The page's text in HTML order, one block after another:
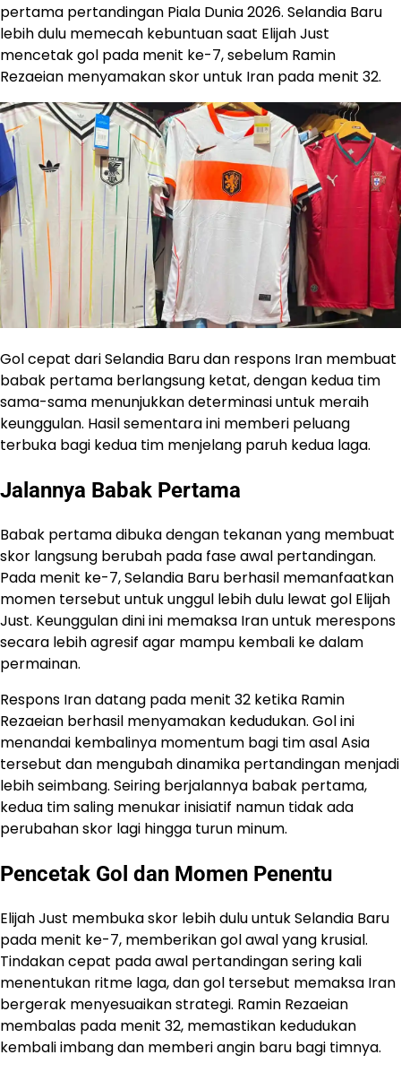
pertama pertandingan Piala Dunia 2026. Selandia Baru
lebih dulu memecah kebuntuan saat Elijah Just
mencetak gol pada menit ke-7, sebelum Ramin
Rezaeian menyamakan skor untuk Iran pada menit 32.
Gol cepat dari Selandia Baru dan respons Iran membuat
babak pertama berlangsung ketat, dengan kedua tim
sama-sama menunjukkan determinasi untuk meraih
keunggulan. Hasil sementara ini memberi peluang
terbuka bagi kedua tim menjelang paruh kedua laga.
Jalannya Babak Pertama
Babak pertama dibuka dengan tekanan yang membuat
skor langsung berubah pada fase awal pertandingan.
Pada menit ke-7, Selandia Baru berhasil memanfaatkan
momen tersebut untuk unggul lebih dulu lewat gol Elijah
Just. Keunggulan dini ini memaksa Iran untuk merespons
secara lebih agresif agar mampu kembali ke dalam
permainan.
Respons Iran datang pada menit 32 ketika Ramin
Rezaeian berhasil menyamakan kedudukan. Gol ini
menandai kembalinya momentum bagi tim asal Asia
tersebut dan mengubah dinamika pertandingan menjadi
lebih seimbang. Seiring berjalannya babak pertama,
kedua tim saling menukar inisiatif namun tidak ada
perubahan skor lagi hingga turun minum.
Pencetak Gol dan Momen Penentu
Elijah Just membuka skor lebih dulu untuk Selandia Baru
pada menit ke-7, memberikan gol awal yang krusial.
Tindakan cepat pada awal pertandingan sering kali
menentukan ritme laga, dan gol tersebut memaksa Iran
bergerak menyesuaikan strategi. Ramin Rezaeian
membalas pada menit 32, memastikan kedudukan
kembali imbang dan memberi angin baru bagi timnya.